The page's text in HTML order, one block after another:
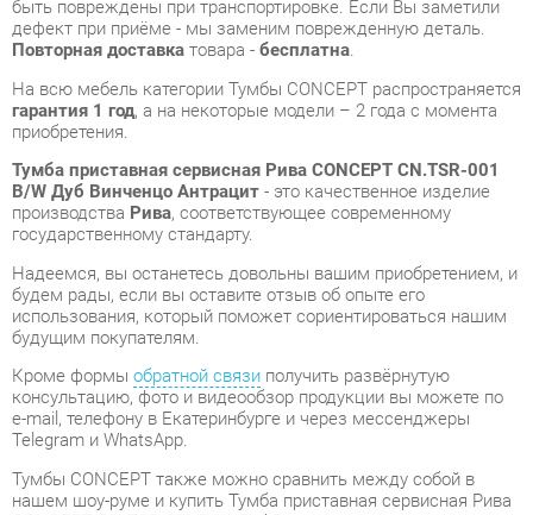
Тумба приставная сервисная Рива CONCEPT CN.TSR-001
B/W Дуб Винченцо Антрацит - это качественное изделие
производства
, соответствующее современному
государственному стандарту.
Надеемся, вы останетесь довольны вашим приобретением, и
будем рады, если вы оставите отзыв об опыте его
использования, который поможет сориентироваться нашим
будущим покупателям.
Кроме формы обратной связиполучить развёрнутую
консультацию, фото и видеообзор продукции вы можете по
e-mail, телефону в Екатеринбурге и через мессенджеры
Telegram и WhatsApp.
Тумбы CONCEPT также можно сравнить между собой в
нашем шоу-руме и купить Тумба приставная сервисная Рива
самостоятельно забрав его с нашего центрального склада в
г. Екатеринбург. Полный список адресов и магазинов
смотрите на страницеконтактов .
Материал
Лдсп